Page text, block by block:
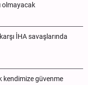
olmayacak
İHA savaşlarında
kendimize güvenme